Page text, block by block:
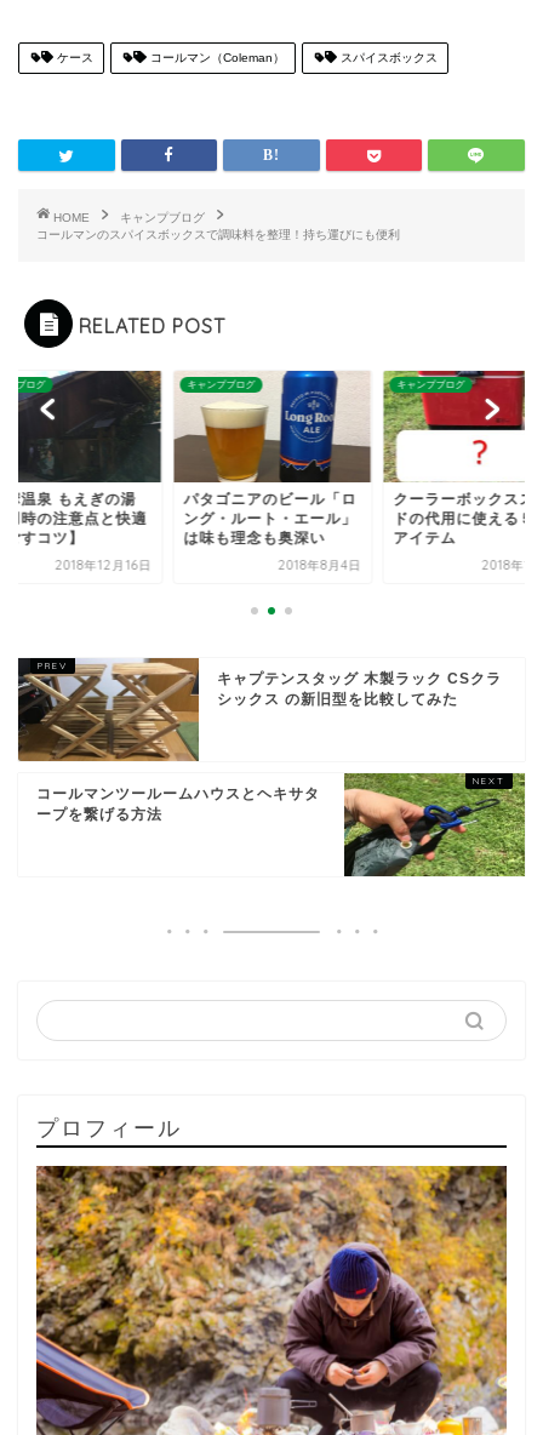
ケース コールマン（Coleman） スパイスボックス
HOME
キャンプブログ
コールマンのスパイスボックスで調味料を整理！持ち運びにも便利
RELATED POST
プブログ
ゴニアのビール「ロ
・ルート・エール」
も理念も奥深い
2018年8月4日
キャンプブログ
クーラーボックススタン
ドの代用に使える５つの
アイテム
2018年10月6日
キャンプブログ
奥多摩温泉 もえぎの
【利用時の注意点と
に過ごすコツ】
2018年12
キャプテンスタッグ 木製ラック CSクラ
シックス の新旧型を比較してみた
コールマンツールームハウスとヘキサタ
ープを繋げる方法
プロフィール